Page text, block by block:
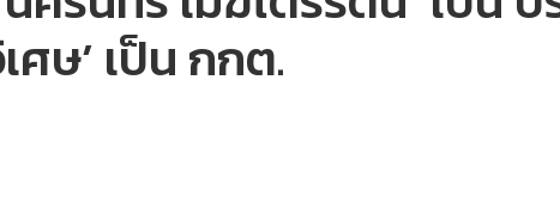
ศษ’ เป็น กกต.